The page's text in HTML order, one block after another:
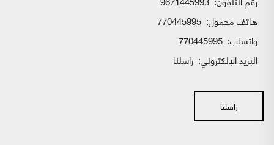
هاتف محمول: 770445995
واتساب:
البريد الإلكتروني: راسلنا
راسلنا